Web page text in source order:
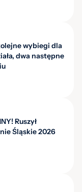
wybiegi dla
dwa następne
Ruszył
Śląskie 2026